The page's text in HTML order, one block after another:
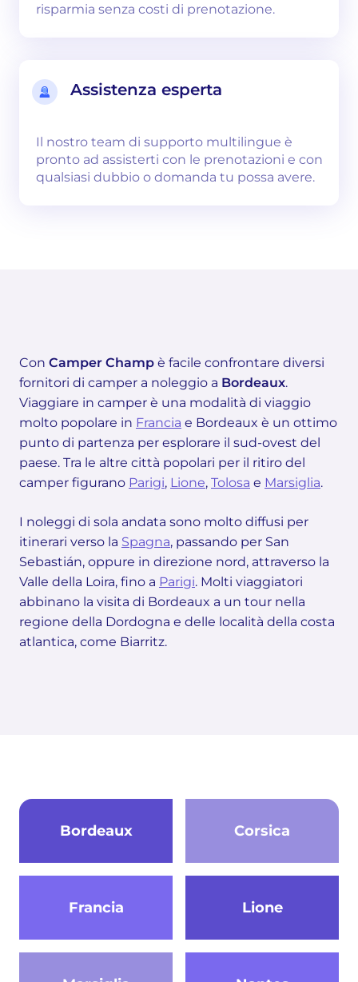
risparmia senza costi di prenotazione.
Assistenza esperta
Il nostro team di supporto multilingue è
pronto ad assisterti con le prenotazioni e con
qualsiasi dubbio o domanda tu possa avere.
Con Camper Champ è facile confrontare diversi
fornitori di camper a noleggio a Bordeaux.
Viaggiare in camper è una modalità di viaggio
molto popolare in Francia e Bordeaux è un ottimo
punto di partenza per esplorare il sud-ovest del
paese. Tra le altre città popolari per il ritiro del
camper figurano Parigi, Lione, Tolosa e Marsiglia.
I noleggi di sola andata sono molto diffusi per
itinerari verso la Spagna, passando per San
Sebastián, oppure in direzione nord, attraverso la
Valle della Loira, fino a Parigi. Molti viaggiatori
abbinano la visita di Bordeaux a un tour nella
regione della Dordogna e delle località della costa
atlantica, come Biarritz.
Bordeaux Corsica
Francia Lione